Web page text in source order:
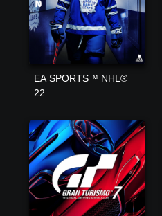
EA SPORTS™ NHL®
22